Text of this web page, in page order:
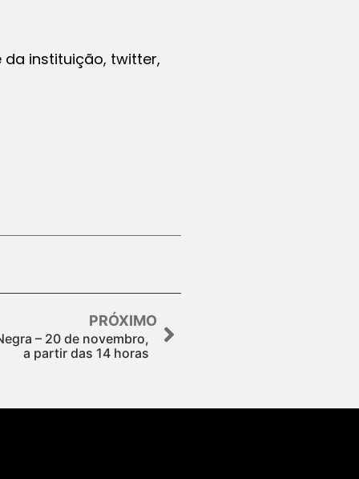
da instituição, twitter,
PRÓXIMO
– 20 de novembro,
a partir das 14 horas